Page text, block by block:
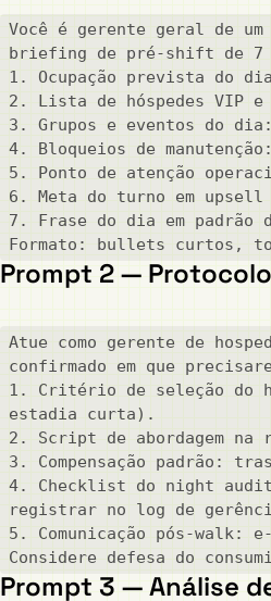
Você é gerente geral de um
briefing de pré-shift de 7
1. Ocupação prevista do
2. Lista de hóspedes VIP e
3. Grupos e eventos do dia:
4. Bloqueios de
5. Ponto de atenção
6. Meta do turno em
7. Frase do dia em padrão
Formato: bullets curtos,
Prompt 2 —
Atue como gerente de
confirmado em que
1. Critério de seleção do
estadia curta).
2. Script de abordagem na
3. Compensação padrão:
4. Checklist do night
registrar no log de
5. Comunicação pós-walk:
Considere defesa do
Prompt 3 — Análise